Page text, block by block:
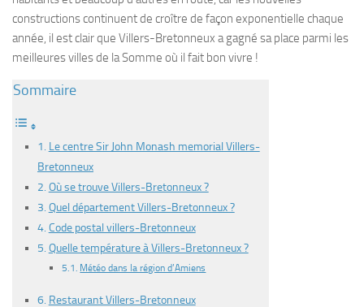
constructions continuent de croître de façon exponentielle chaque
année, il est clair que Villers-Bretonneux a gagné sa place parmi les
meilleures villes de la Somme où il fait bon vivre !
Sommaire
Le centre Sir John Monash memorial Villers-
Bretonneux
Où se trouve Villers-Bretonneux ?
Quel département Villers-Bretonneux ?
Code postal villers-Bretonneux
Quelle température à Villers-Bretonneux ?
Météo dans la région d’Amiens
Restaurant Villers-Bretonneux